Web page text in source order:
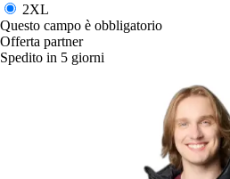
2XL
Questo campo è obbligatorio
Offerta partner
Spedito in 5 giorni